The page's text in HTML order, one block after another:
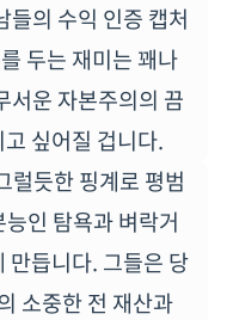
들의 수익 인증 캡처
두는 재미는 꽤나
서운 자본주의의 끔
싶어질 겁니다.
럴듯한 핑계로 평범
인 탐욕과 벼락거
만듭니다. 그들은 당
소중한 전 재산과